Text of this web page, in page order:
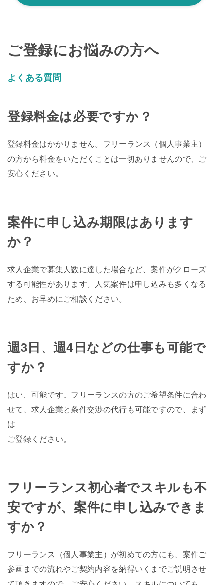
ご登録にお悩みの方へ
よくある質問
登録料金は必要ですか？
登録料金はかかりません。フリーランス（個人事業主）
の方から料金をいただくことは一切ありませんので、ご
安心ください。
案件に申し込み期限はあります
か？
求人企業で募集人数に達した場合など、案件がクローズ
する可能性があります。人気案件は申し込みも多くなる
ため、お早めにご相談ください。
週3日、週4日などの仕事も可能で
すか？
はい、可能です。フリーランスの方のご希望条件に合わ
せて、求人企業と条件交渉の代行も可能ですので、まず
は
ご登録ください。
フリーランス初心者でスキルも不
安ですが、案件に申し込みできま
すか？
フリーランス（個人事業主）が初めての方にも、案件ご
参画までの流れやご契約内容を納得いくまでご説明させ